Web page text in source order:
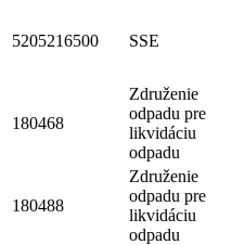
5205216500 SSE
180468
Združenie
odpadu pre
likvidáciu
odpadu
180488
Združenie
odpadu pre
likvidáciu
odpadu